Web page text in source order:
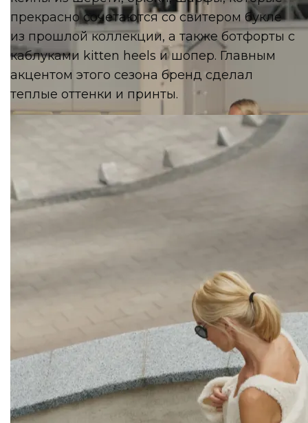
прекрасно сочетаются со свитером букле
из прошлой коллекции, а также ботфорты с
каблуками kitten heels и шопер. Главным
акцентом этого сезона бренд сделал
теплые оттенки и принты.